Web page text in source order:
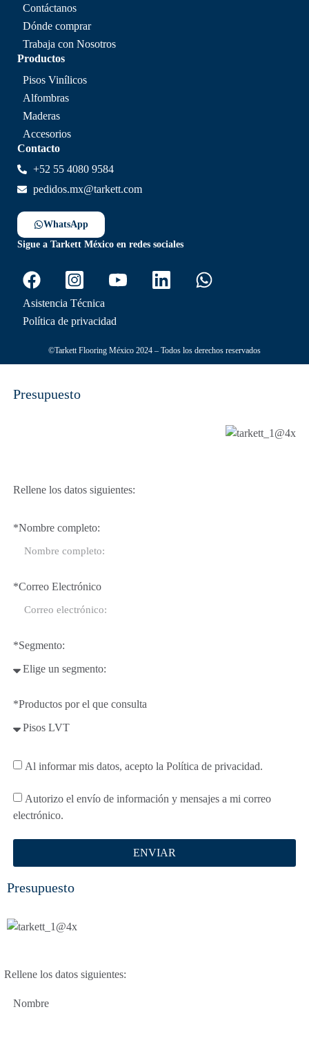
Contáctanos
Dónde comprar
Trabaja con Nosotros
Productos
Pisos Vinílicos
Alfombras
Maderas
Accesorios
Contacto
+52 55 4080 9584
pedidos.mx@tarkett.com
WhatsApp
Sigue a Tarkett México en redes sociales
Asistencia Técnica
Política de privacidad
©Tarkett Flooring México 2024 – Todos los derechos reservados
Presupuesto
Rellene los datos siguientes:
*Nombre completo:
*Correo Electrónico
*Segmento:
*Productos por el que consulta
Al informar mis datos, acepto la Política de privacidad.
Autorizo ​​el envío de información y mensajes a mi correo
electrónico.
ENVIAR
Presupuesto
Rellene los datos siguientes:
Nombre